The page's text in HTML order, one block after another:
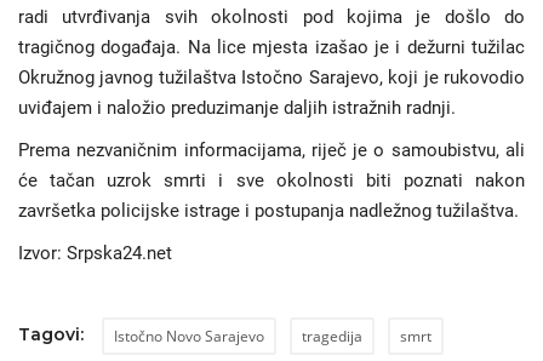
radi utvrđivanja svih okolnosti pod kojima je došlo do
tragičnog događaja. Na lice mjesta izašao je i dežurni tužilac
Okružnog javnog tužilaštva Istočno Sarajevo, koji je rukovodio
uviđajem i naložio preduzimanje daljih istražnih radnji.
Prema nezvaničnim informacijama, riječ je o samoubistvu, ali
će tačan uzrok smrti i sve okolnosti biti poznati nakon
završetka policijske istrage i postupanja nadležnog tužilaštva.
Izvor: Srpska24.net
Tagovi: Istočno Novo Sarajevo tragedija smrt